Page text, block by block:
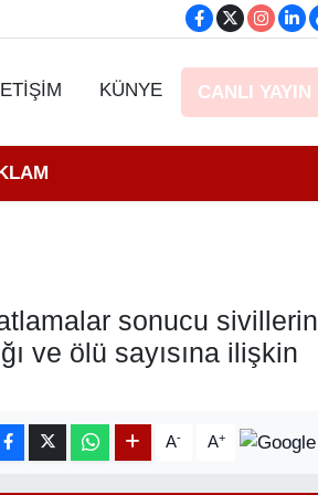
KÜNYE CANLI YAYIN
sonucu sivillerin
ve ölü sayısına ilişkin
A- A+